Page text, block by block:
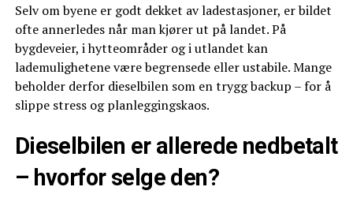
Selv om byene er godt dekket av ladestasjoner, er bildet
ofte annerledes når man kjører ut på landet. På
bygdeveier, i hytteområder og i utlandet kan
lademulighetene være begrensede eller ustabile. Mange
beholder derfor dieselbilen som en trygg backup – for å
slippe stress og planleggingskaos.
Dieselbilen er allerede nedbetalt
– hvorfor selge den?